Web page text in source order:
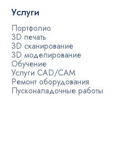
Услуги
Портфолио
3D печать
3D сканирование
3D моделирование
Обучение
Услуги CAD/CAM
Ремонт оборудования
Пусконаладочные работы